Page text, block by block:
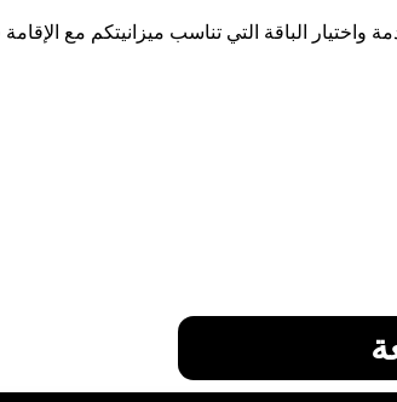
واختيار الباقة التي تناسب ميزانيتكم مع